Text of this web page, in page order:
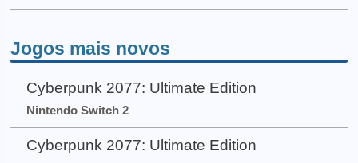
Jogos mais novos
Cyberpunk 2077: Ultimate Edition
Nintendo Switch 2
Cyberpunk 2077: Ultimate Edition